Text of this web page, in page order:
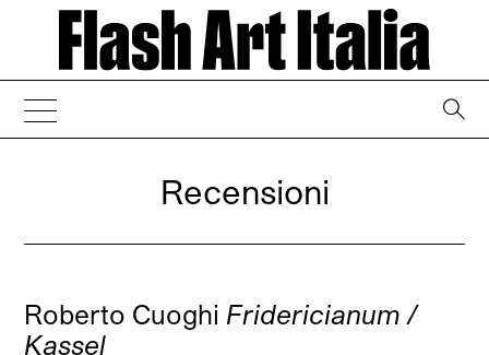
Recensioni
Roberto Cuoghi Fridericianum /
Kassel